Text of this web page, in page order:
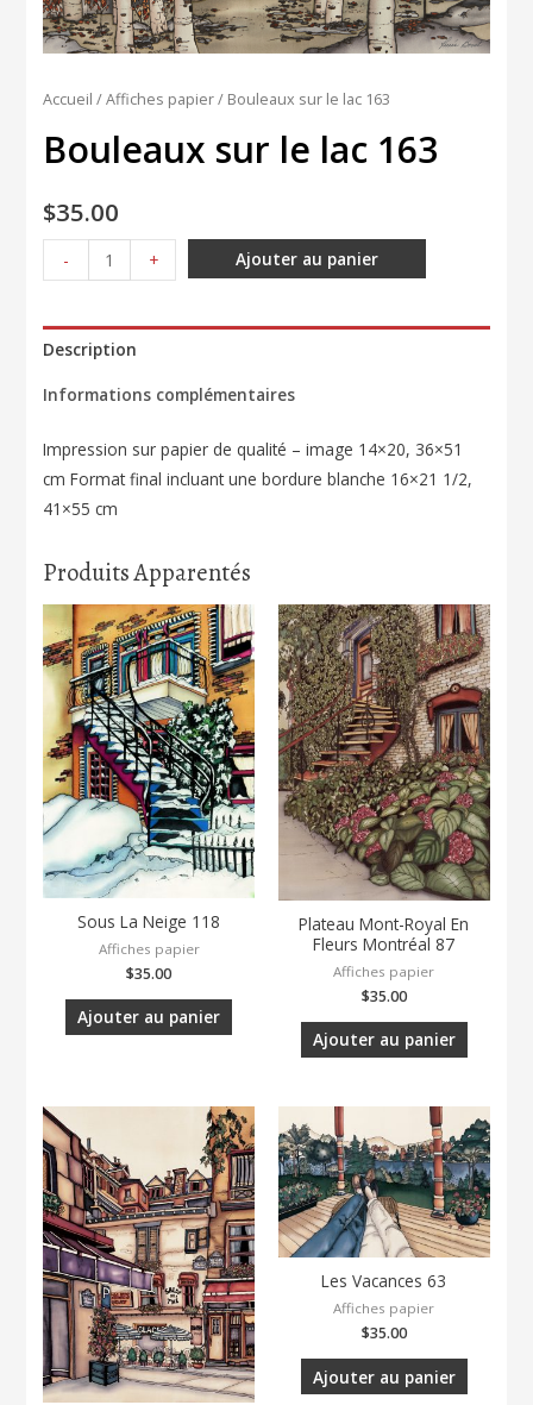
Accueil /Affiches papier/ Bouleaux sur le lac 163
Bouleaux sur le lac 163
$35.00
-
de
sur
lac
+ Ajouter au panier
Description
Informations complémentaires
Impression sur papier de qualité – image 14×20, 36×51
cm Format final incluant une bordure blanche 16×21 1/2,
41×55 cm
Produits Apparentés
Sous La Neige 118
Affiches papier
$35.00
Ajouter au panier
Plateau Mont-Royal En
Fleurs Montréal 87
Affiches papier
$35.00
Ajouter au panier
Les Vacances 63
Affiches papier
$35.00
Ajouter au panier